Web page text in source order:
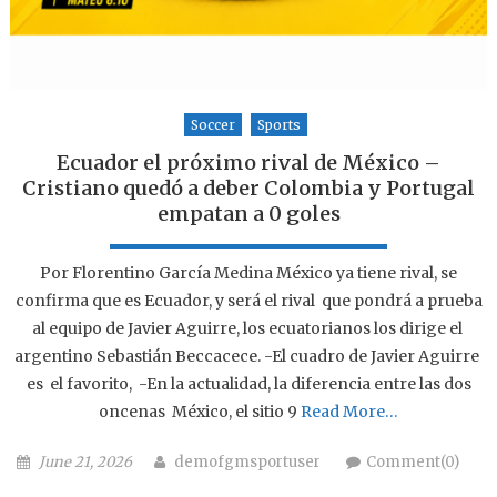
Soccer Sports
Ecuador el próximo rival de México –
Cristiano quedó a deber Colombia y Portugal
empatan a 0 goles
Por Florentino García Medina México ya tiene rival, se
confirma que es Ecuador, y será el rival que pondrá a prueba
al equipo de Javier Aguirre, los ecuatorianos los dirige el
argentino Sebastián Beccacece. -El cuadro de Javier Aguirre
es el favorito, -En la actualidad, la diferencia entre las dos
oncenas México, el sitio 9 Read More…
Posted on
June 21, 2026 Author
demofgmsportuser Comment(0)